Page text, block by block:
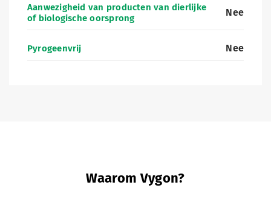
Aanwezigheid van producten van dierlijke
of biologische oorsprong
Nee
Pyrogeenvrij Nee
Waarom Vygon?